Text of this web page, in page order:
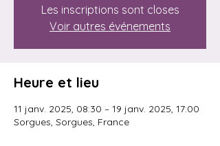
Les inscriptions sont closes
Voir autres événements
Heure et lieu
11 janv. 2025, 08:30 – 19 janv. 2025, 17:00
Sorgues, Sorgues, France